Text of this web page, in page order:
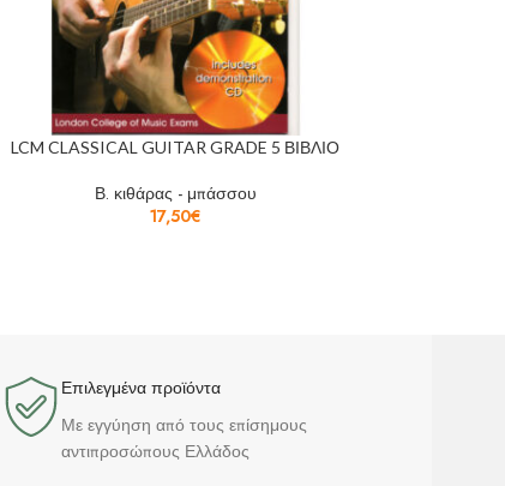
LCM CLASSICAL GUITAR GRADE 5 ΒΙΒΛΙΟ
Β. κιθάρας - μπάσσου
17,50€
Επιλεγμένα προϊόντα​
Με εγγύηση από τους επίσημους
αντιπροσώπους Ελλάδος